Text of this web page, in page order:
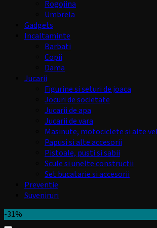
Rogojina
Umbrela
Gadgets
Incaltaminte
Barbati
Copii
Dama
Jucarii
Figurine si seturi de joaca
Jocuri de societate
Jucarii de apa
Jucarii de vara
Masinute, motociclete si alte
Papusi si alte accesorii
Pistoale, pusti si sabii
Scule si unelte constructii
Set bucatarie si accesorii
Preventie
Suveniruri
-31%